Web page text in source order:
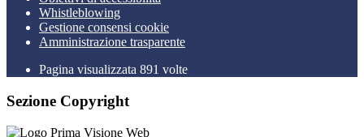
Whistleblowing
Gestione consensi cookie
Amministrazione trasparente
Pagina visualizzata 891 volte
Sezione Copyright